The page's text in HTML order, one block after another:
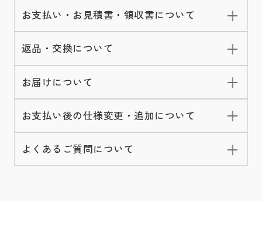
お支払い・お見積書・領収書について
返品・交換について
お届けについて
お支払い後の仕様変更・追加について
よくあるご質問について